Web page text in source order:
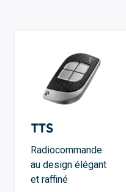
TTS
Radiocommande
au design élégant
et raffiné